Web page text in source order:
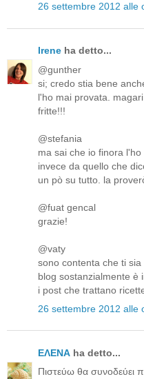
26 settembre 2012 alle
Irene ha detto...
@gunther
si; credo stia bene
l'ho mai provata.
fritte!!!
@stefania
ma sai che io finora
invece da quello che
un pò su tutto. la
@fuat gencal
grazie!
@vaty
sono contenta che ti
blog sostanzialmente è
i post che trattano
26 settembre 2012 alle
ΕΛΕΝΑ ha detto...
Πιστεύω θα συνοδεύει